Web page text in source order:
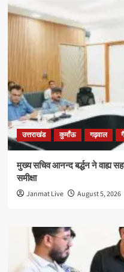
उत्तराखंड कुमाँऊ गढ़वाल
मुख्य सचिव आनन्द बर्द्धन ने वाह्य
समीक्षा
Janmat Live August 5, 2026